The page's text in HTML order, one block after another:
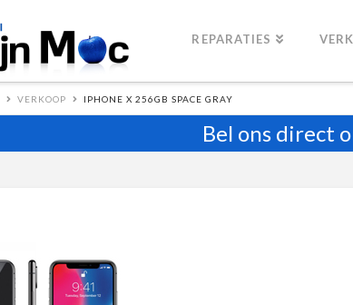
REPARATIES
VERKOOP IPHONE X 256GB SPACE GRAY
Bel ons direct